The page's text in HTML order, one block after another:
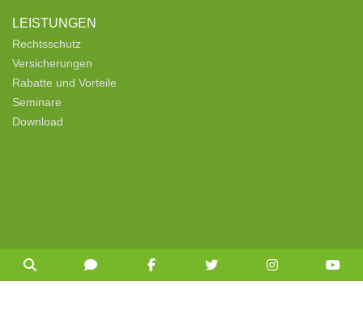
LEISTUNGEN
Rechtsschutz
Versicherungen
Rabatte und Vorteile
Seminare
Download